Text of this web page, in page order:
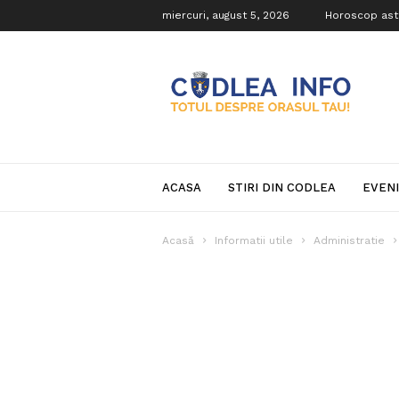
miercuri, august 5, 2026 Horoscop
Info
ACASA STIRI DIN CODLEA
Acasă Informatii utile Administratie